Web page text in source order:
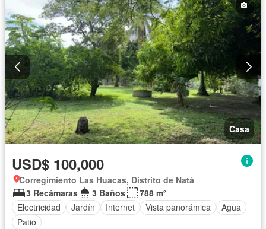
Casa
USD$ 100,000
Corregimiento Las Huacas, Distrito de Natá
3 Recámaras
3 Baños
788 m²
Electricidad
Jardín Internet Vista panorámica
Agua
Patio